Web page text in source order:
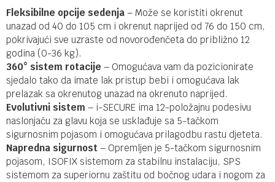
Fleksibilne opcije sedenja – Može se koristiti okrenut
unazad od 40 do 105 cm i okrenut naprijed od 76 do 150 cm,
pokrivajući sve uzraste od novorođenčeta do približno 12
godina (0-36 kg).
360° sistem rotacije – Omogućava vam da pozicionirate
sjedalo tako da imate lak pristup bebi i omogućava lak
prelazak sa okrenutog unazad na okrenuto naprijed.
Evolutivni sistem – i-SECURE ima 12-položajnu podesivu
naslonjaču za glavu koja se usklađuje sa 5-tačkom
sigurnosnim pojasom i omogućava prilagodbu rastu djeteta.
Napredna sigurnost – Opremljen je 5-tačkom sigurnosnim
pojasom, ISOFIX sistemom za stabilnu instalaciju, SPS
sistemom za superiornu zaštitu od bočnog udara i nogom za